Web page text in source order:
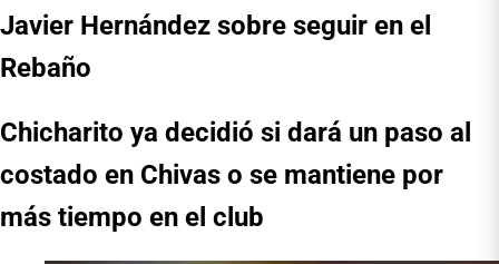
Javier Hernández sobre seguir en el
Rebaño
Chicharito ya decidió si dará un paso al
costado en Chivas o se mantiene por
más tiempo en el club